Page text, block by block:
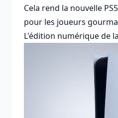
Cela rend la nouvelle PS5
pour les joueurs
L'édition numérique de